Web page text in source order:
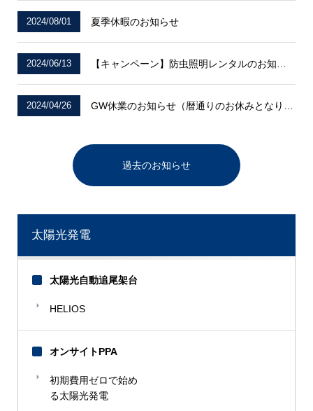
2024/08/01 夏季休暇のお知らせ
2024/06/13
2024/04/26
過去のお知らせ
太陽光発電
太陽光自動追尾架台
HELIOS
オンサイトPPA
初期費用ゼロで始め
る太陽光発電